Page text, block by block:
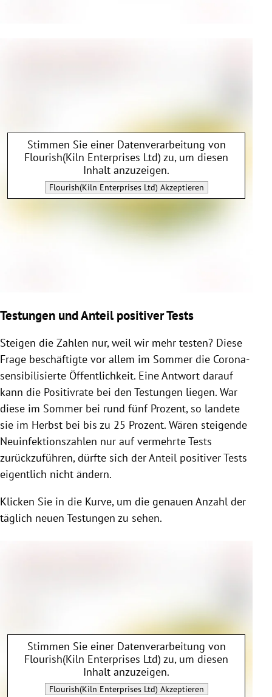
Stimmen Sie einer Datenverarbeitung von
Flourish(Kiln Enterprises Ltd) zu, um diesen
Inhalt anzuzeigen.
Flourish(Kiln Enterprises Ltd) Akzeptieren
Testungen und Anteil positiver Tests
Steigen die Zahlen nur, weil wir mehr testen? Diese
Frage beschäftigte vor allem im Sommer die Corona-
sensibilisierte Öffentlichkeit. Eine Antwort darauf
kann die Positivrate bei den Testungen liegen. War
diese im Sommer bei rund fünf Prozent, so landete
sie im Herbst bei bis zu 25 Prozent. Wären steigende
Neuinfektionszahlen nur auf vermehrte Tests
zurückzuführen, dürfte sich der Anteil positiver Tests
eigentlich nicht ändern.
Klicken Sie in die Kurve, um die genauen Anzahl der
täglich neuen Testungen zu sehen.
Stimmen Sie einer Datenverarbeitung von
Flourish(Kiln Enterprises Ltd) zu, um diesen
Inhalt anzuzeigen.
Flourish(Kiln Enterprises Ltd) Akzeptieren